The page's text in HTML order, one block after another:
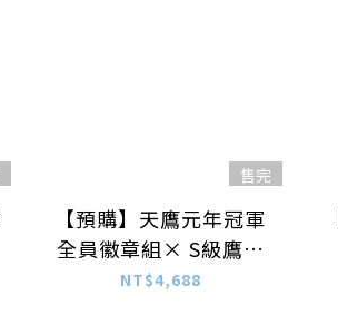
售完
【預購】天鷹元年冠軍
全員徽章組× S級鷹雄
限定組合
NT$4,688